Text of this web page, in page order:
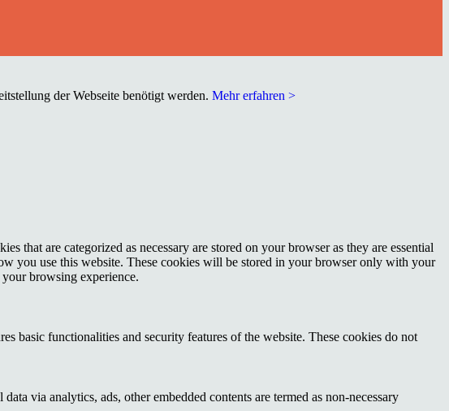
der Webseite benötigt werden. Mehr erfahren >
that are categorized as necessary are stored on your browser as they are essential
you use this website. These cookies will be stored in your browser only with your
browsing experience.
basic functionalities and security features of the website. These cookies do not
via analytics, ads, other embedded contents are termed as non-necessary